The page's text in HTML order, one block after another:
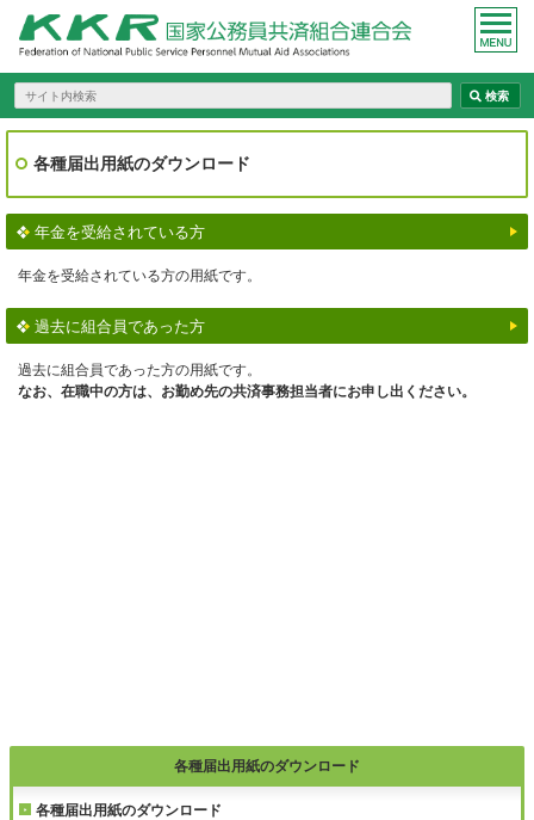
各種届出用紙のダウンロード
各種届出用紙のダウンロード
各種届出用紙のダウンロード
年金を受給されている方
年金を受給されている方の用紙です。
過去に組合員であった方
過去に組合員であった方の用紙です。
なお、在職中の方は、お勤め先の共済事務担当者にお申し出ください。